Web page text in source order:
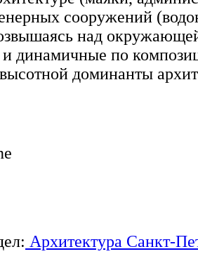
сооружений
над
и динамичные по
доминанты
Архитектура Санкт-